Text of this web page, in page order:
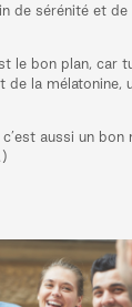
de sérénité et de
le bon plan, car
de la mélatonine,
aussi un bon